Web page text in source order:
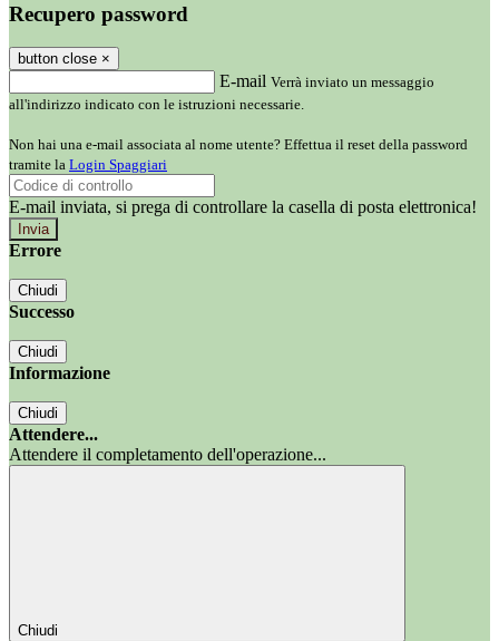
Recupero password
button close ×
E-mail Verrà inviato un messaggio
all'indirizzo indicato con le istruzioni necessarie.
Non hai una e-mail associata al nome utente? Effettua il reset della password
tramite la Login Spaggiari
E-mail inviata, si prega di controllare la casella di posta elettronica!
Errore
Chiudi
Successo
Chiudi
Informazione
Chiudi
Attendere...
Attendere il completamento dell'operazione...
Chiudi